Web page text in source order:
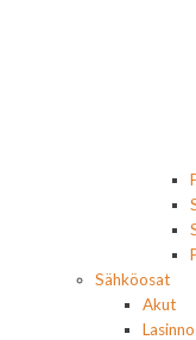
Sähköosat
Akut